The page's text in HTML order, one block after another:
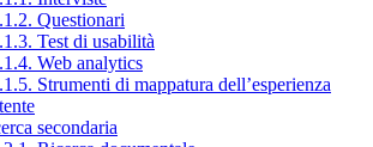
Questionari
Test di usabilità
Web analytics
Strumenti di mappatura dell’esperienza
secondaria